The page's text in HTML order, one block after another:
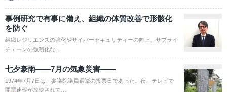
事例研究で有事に備え、組織の体質改善で形骸化
を防ぐ
組織レジリエンスの強化やサイバーセキュリティーの向上、サプライ
チェーンの強靭化な…
七夕豪雨――7月の気象災害――
1974年7月7日は、参議院議員選挙の投票日であった。夜、テレビで
開票速報が放映されて…